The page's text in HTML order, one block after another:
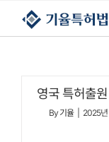
콘텐츠로
건너뛰기
영국 특허출
By기율 2025년